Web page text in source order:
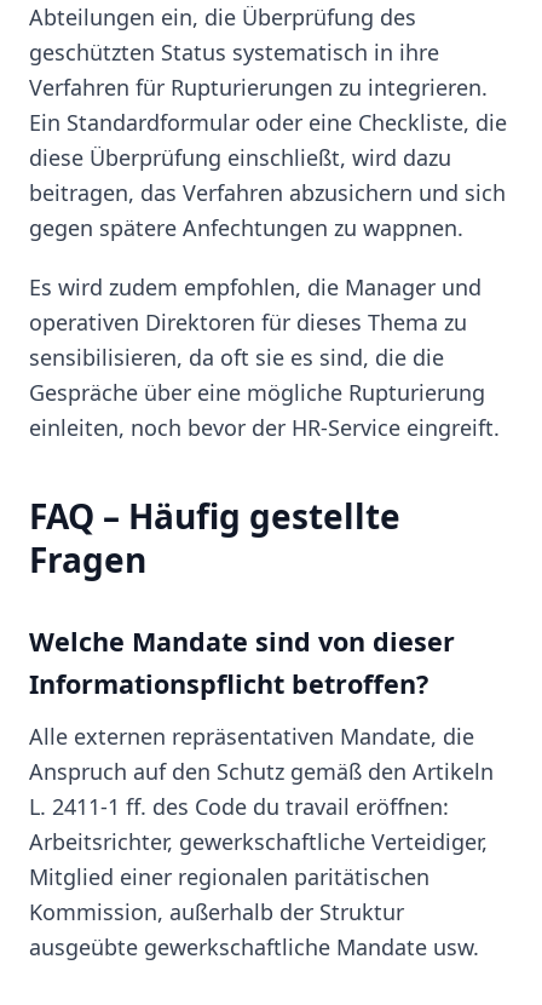
Abteilungen ein, die Überprüfung des
geschützten Status systematisch in ihre
Verfahren für Rupturierungen zu integrieren.
Ein Standardformular oder eine Checkliste, die
diese Überprüfung einschließt, wird dazu
beitragen, das Verfahren abzusichern und sich
gegen spätere Anfechtungen zu wappnen.
Es wird zudem empfohlen, die Manager und
operativen Direktoren für dieses Thema zu
sensibilisieren, da oft sie es sind, die die
Gespräche über eine mögliche Rupturierung
einleiten, noch bevor der HR-Service eingreift.
FAQ – Häufig gestellte
Fragen
Welche Mandate sind von dieser
Informationspflicht betroffen?
Alle externen repräsentativen Mandate, die
Anspruch auf den Schutz gemäß den Artikeln
L. 2411-1 ff. des Code du travail eröffnen:
Arbeitsrichter, gewerkschaftliche Verteidiger,
Mitglied einer regionalen paritätischen
Kommission, außerhalb der Struktur
ausgeübte gewerkschaftliche Mandate usw.